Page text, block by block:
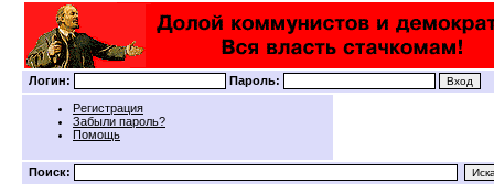
Логин: Пароль:
Регистрация
Забыли пароль?
Помощь
Поиск: